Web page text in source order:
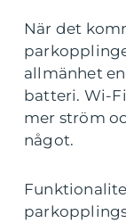
När det
allmänhet
batteri. Wi-
mer ström
något.